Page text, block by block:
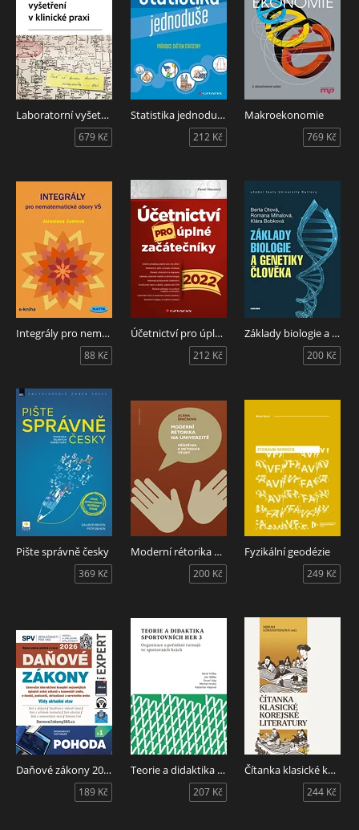
Laboratorní vyšetření v klinické praxi
679 Kč
Statistika jednoduše
212 Kč
Makroekonomie
769 Kč
Integrály pro nematematické obory VŠ
88 Kč
Účetnictví pro úplné začátečníky 2022
212 Kč
Základy biologie a genetiky člověka
200 Kč
Pište správně česky
369 Kč
Moderní rétorika na univerzitě
200 Kč
Fyzikální geodézie
249 Kč
Daňové zákony 2026 Expert
189 Kč
Teorie a didaktika sportovních her 3. Organizace a pořádání turnajů ve sportovních hrách
207 Kč
Čítanka klasické korejské literatury
244 Kč